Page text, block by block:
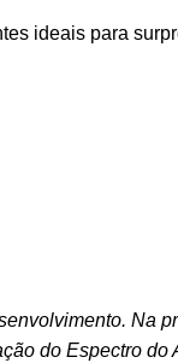
ideais para
Na
do Espectro do